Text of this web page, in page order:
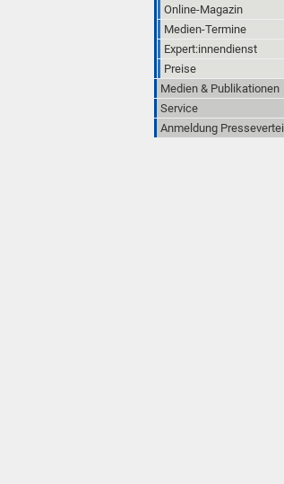
Online-Magazin
Medien-Termine
Expert:innendienst
Preise
Medien & Publikationen
Service
Anmeldung